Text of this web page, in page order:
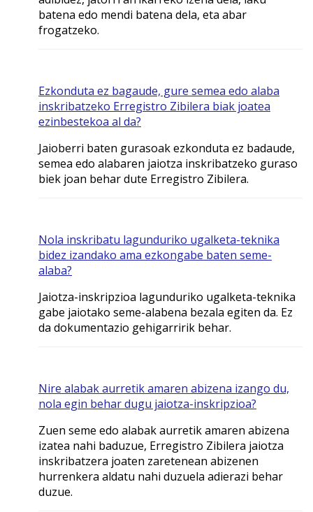
batena edo mendi batena dela, eta abar
frogatzeko.
Ezkonduta ez bagaude, gure semea edo alaba
inskribatzeko Erregistro Zibilera biak joatea
ezinbestekoa al da?
Jaioberri baten gurasoak ezkonduta ez badaude,
semea edo alabaren jaiotza inskribatzeko guraso
biek joan behar dute Erregistro Zibilera.
Nola inskribatu lagunduriko ugalketa-teknika
bidez izandako ama ezkongabe baten seme-
alaba?
Jaiotza-inskripzioa lagunduriko ugalketa-teknika
gabe jaiotako seme-alabena bezala egiten da. Ez
da dokumentazio gehigarririk behar.
Nire alabak aurretik amaren abizena izango du,
nola egin behar dugu jaiotza-inskripzioa?
Zuen seme edo alabak aurretik amaren abizena
izatea nahi baduzue, Erregistro Zibilera jaiotza
inskribatzera joaten zaretenean abizenen
hurrenkera aldatu nahi duzuela adierazi behar
duzue.